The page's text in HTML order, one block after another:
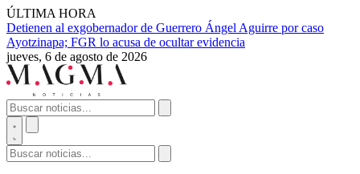
ÚLTIMA HORA
Detienen al exgobernador de Guerrero Ángel Aguirre por caso
Ayotzinapa; FGR lo acusa de ocultar evidencia
jueves, 6 de agosto de 2026